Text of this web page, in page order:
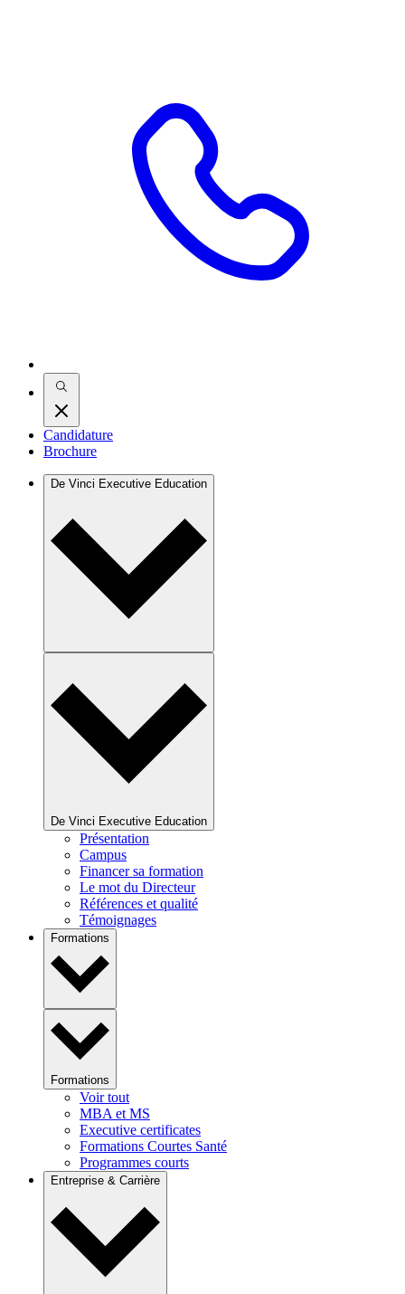
Candidature
Brochure
De Vinci Executive Education
De Vinci Executive Education
Présentation
Campus
Financer sa formation
Le mot du Directeur
Références et qualité
Témoignages
Formations
Formations
Voir tout
MBA et MS
Executive certificates
Formations Courtes Santé
Programmes courts
Entreprise & Carrière